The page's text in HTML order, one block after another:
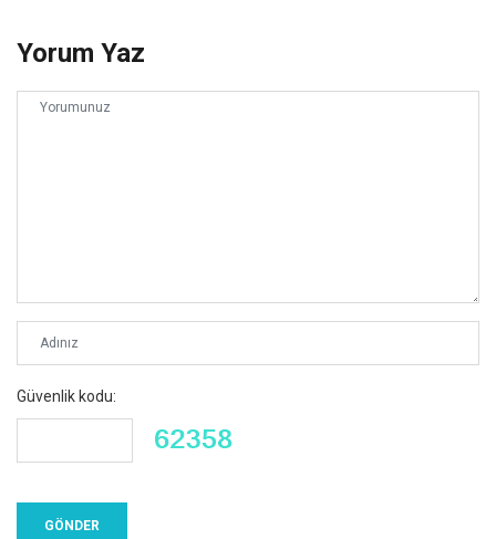
Yorum Yaz
Güvenlik kodu: